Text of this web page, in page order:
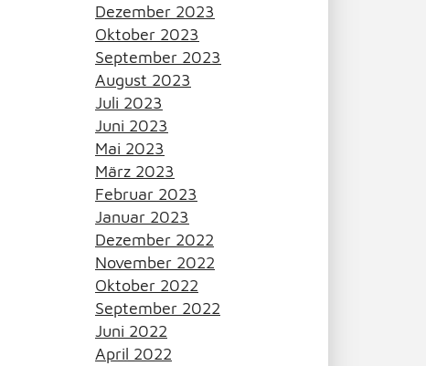
Dezember 2023
Oktober 2023
September 2023
August 2023
Juli 2023
Juni 2023
Mai 2023
März 2023
Februar 2023
Januar 2023
Dezember 2022
November 2022
Oktober 2022
September 2022
Juni 2022
April 2022